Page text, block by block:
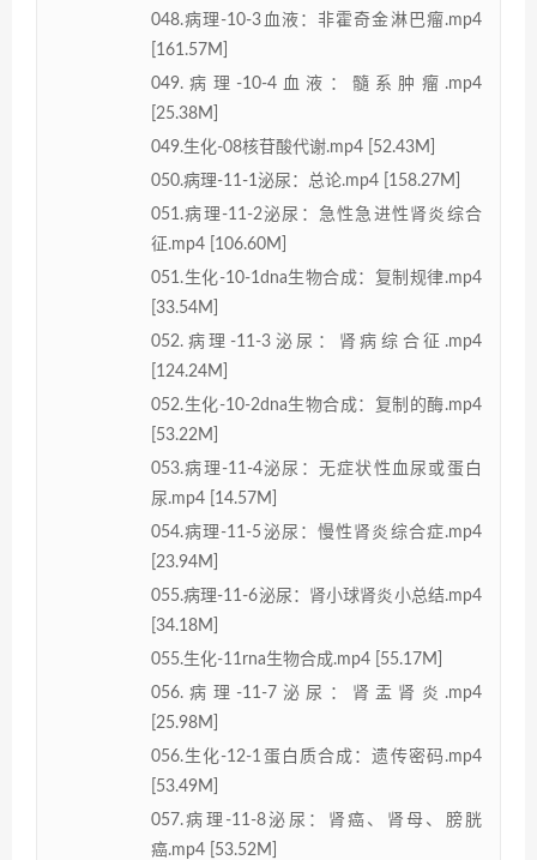
048.病理-10-3血液：非霍奇金淋巴瘤.mp4
[161.57M]
049.病理-10-4血液：髓系肿瘤.mp4
[25.38M]
049.生化-08核苷酸代谢.mp4 [52.43M]
050.病理-11-1泌尿：总论.mp4 [158.27M]
051.病理-11-2泌尿：急性急进性肾炎综合
征.mp4 [106.60M]
051.生化-10-1dna生物合成：复制规律.mp4
[33.54M]
052.病理-11-3泌尿：肾病综合征.mp4
[124.24M]
052.生化-10-2dna生物合成：复制的酶.mp4
[53.22M]
053.病理-11-4泌尿：无症状性血尿或蛋白
尿.mp4 [14.57M]
054.病理-11-5泌尿：慢性肾炎综合症.mp4
[23.94M]
055.病理-11-6泌尿：肾小球肾炎小总结.mp4
[34.18M]
055.生化-11rna生物合成.mp4 [55.17M]
056.病理-11-7泌尿：肾盂肾炎.mp4
[25.98M]
056.生化-12-1蛋白质合成：遗传密码.mp4
[53.49M]
057.病理-11-8泌尿：肾癌、肾母、膀胱
癌.mp4 [53.52M]